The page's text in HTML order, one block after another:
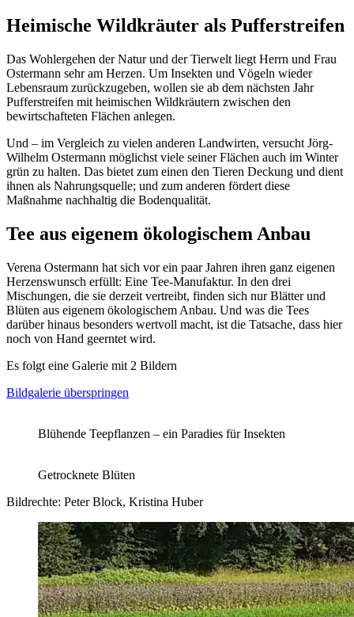
Heimische Wildkräuter als Pufferstreifen
Das Wohlergehen der Natur und der Tierwelt liegt Herrn und Frau
Ostermann sehr am Herzen. Um Insekten und Vögeln wieder
Lebensraum zurückzugeben, wollen sie ab dem nächsten Jahr
Pufferstreifen mit heimischen Wildkräutern zwischen den
bewirtschafteten Flächen anlegen.
Und – im Vergleich zu vielen anderen Landwirten, versucht Jörg-
Wilhelm Ostermann möglichst viele seiner Flächen auch im Winter
grün zu halten. Das bietet zum einen den Tieren Deckung und dient
ihnen als Nahrungsquelle; und zum anderen fördert diese
Maßnahme nachhaltig die Bodenqualität.
Tee aus eigenem ökologischem Anbau
Verena Ostermann hat sich vor ein paar Jahren ihren ganz eigenen
Herzenswunsch erfüllt: Eine Tee-Manufaktur. In den drei
Mischungen, die sie derzeit vertreibt, finden sich nur Blätter und
Blüten aus eigenem ökologischem Anbau. Und was die Tees
darüber hinaus besonders wertvoll macht, ist die Tatsache, dass hier
noch von Hand geerntet wird.
Es folgt eine Galerie mit 2 Bildern
Bildgalerie überspringen
Blühende Teepflanzen – ein Paradies für Insekten
Getrocknete Blüten
Bildrechte: Peter Block, Kristina Huber